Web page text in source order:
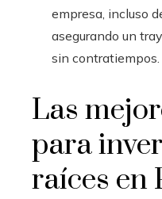
empresa, incluso
asegurando un
sin contratiempos.
Las
para
raíces en